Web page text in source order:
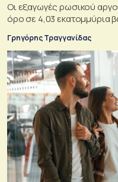
Οι εξαγωγές ρωσικού
όρο σε 4,03 εκατομμύρια
Γρηγόρης Τραγγανίδας